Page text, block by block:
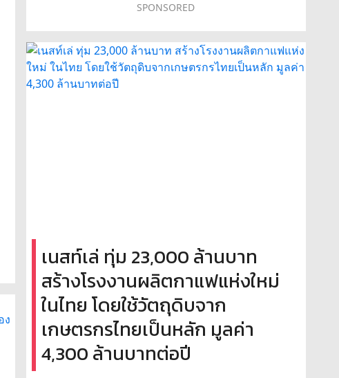
SPONSORED
เนสท์เล่ ทุ่ม 23,000 ล้านบาท
สร้างโรงงานผลิตกาแฟแห่งใหม่
ในไทย โดยใช้วัตถุดิบจาก
เกษตรกรไทยเป็นหลัก มูลค่า
4,300 ล้านบาทต่อปี